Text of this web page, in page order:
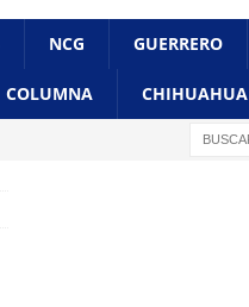
NCG GUERRERO
COLUMNA CHIHUAHUA